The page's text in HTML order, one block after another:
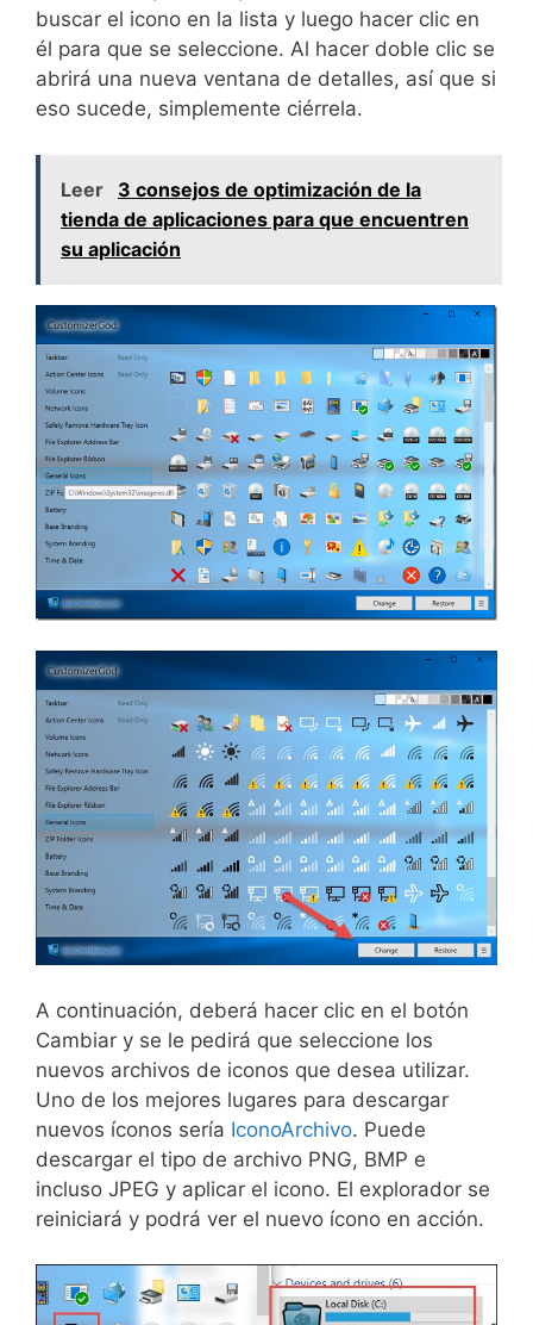
buscar el icono en la lista y luego hacer clic en
él para que se seleccione. Al hacer doble clic se
abrirá una nueva ventana de detalles, así que si
eso sucede, simplemente ciérrela.
Leer
3 consejos de optimización de la
tienda de aplicaciones para que encuentren
su aplicación
A continuación, deberá hacer clic en el botón
Cambiar y se le pedirá que seleccione los
nuevos archivos de iconos que desea utilizar.
Uno de los mejores lugares para descargar
nuevos íconos sería IconoArchivo. Puede
descargar el tipo de archivo PNG, BMP e
incluso JPEG y aplicar el icono. El explorador se
reiniciará y podrá ver el nuevo ícono en acción.